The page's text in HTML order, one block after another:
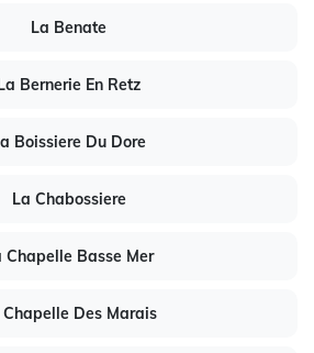
La Benate
Bernerie En Retz
Boissiere Du Dore
La Chabossiere
Chapelle Basse Mer
Chapelle Des Marais